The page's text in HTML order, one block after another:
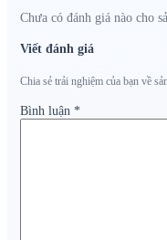
Chưa có đánh giá nào cho
Viết đánh giá
Chia sẻ trải nghiệm của bạn về
Bình luận *